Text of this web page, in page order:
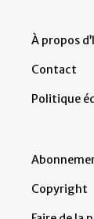
À propos
Contact
Politique
Copyright